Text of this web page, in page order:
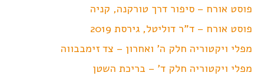
פוסט אורח – סיפור דרך טורקנה, קניה
פוסט אורח – ד"ר דוליטל, גירסת 2019
מפלי ויקטוריה חלק ה' ואחרון – צד זימבבווה
מפלי ויקטוריה חלק ד' – בריכת השטן